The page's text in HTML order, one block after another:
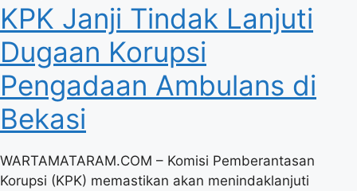
KPK Janji Tindak Lanjuti
Dugaan Korupsi
Pengadaan Ambulans di
Bekasi
WARTAMATARAM.COM – Komisi Pemberantasan
Korupsi (KPK) memastikan akan menindaklanjuti